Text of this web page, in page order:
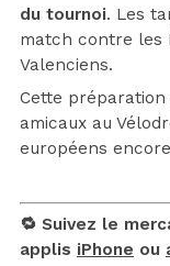
du tournoi. Les
match contre les
Valenciens.
Cette
amicaux au
européens
🔁 Suivez le
applis iPhone ou